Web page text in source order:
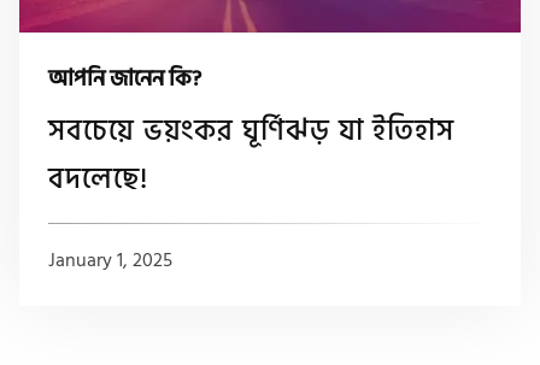
আপনি জানেন কি?
সবচেয়ে ভয়ংকর ঘূর্ণিঝড় যা ইতিহাস
বদলেছে!
January 1, 2025